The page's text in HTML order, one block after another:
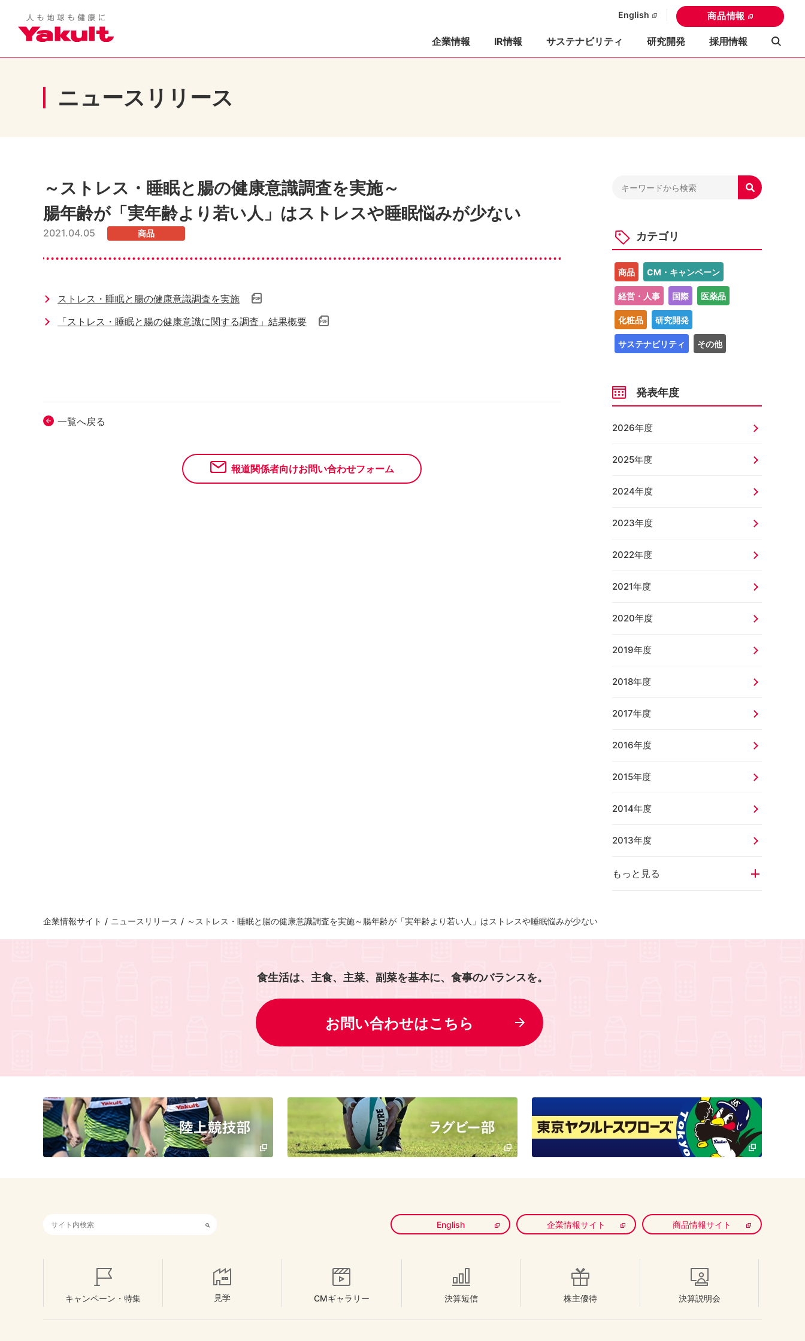
English 商品情報
企業情報 IR情報 サステナビリティ 研究開発 採用情報
ニュースリリース
～ストレス・睡眠と腸の健康意識調査を実施～
腸年齢が「実年齢より若い人」はストレスや睡眠悩みが少ない
2021.04.05 商品
ストレス・睡眠と腸の健康意識調査を実施
「ストレス・睡眠と腸の健康意識に関する調査」結果概要
一覧へ戻る
報道関係者向けお問い合わせフォーム

カテゴリ
商品 CM・キャンペーン
経営・人事 国際 医薬品
化粧品 研究開発
サステナビリティ その他
発表年度
2026年度
2025年度
2024年度
2023年度
2022年度
2021年度
2020年度
2019年度
2018年度
2017年度
2016年度
2015年度
2014年度
2013年度
もっと見る
企業情報サイト / ニュースリリース / ～ストレス・睡眠と腸の健康意識調査を実施～腸年齢が「実年齢より若い人」はストレスや睡眠悩みが少ない
食生活は、主食、主菜、副菜を基本に、食事のバランスを。
お問い合わせはこちら
検索キーワード入力
English 企業情報サイト 商品情報サイト
キャンペーン・特集 見学 CMギャラリー 決算短信 株主優待 決算説明会